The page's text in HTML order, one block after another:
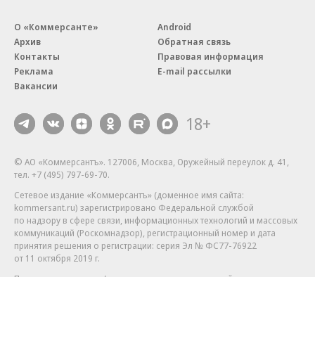
О «Коммерсанте»
Архив
Контакты
Реклама
Вакансии
Android
Обратная связь
Правовая информация
E-mail рассылки
18+
© АО «Коммерсантъ». 127006, Москва, Оружейный переулок д. 41,
тел. +7 (495) 797-69-70.
Сетевое издание «Коммерсантъ» (доменное имя сайта:
kommersant.ru) зарегистрировано Федеральной службой
по надзору в сфере связи, информационных технологий и массовых
коммуникаций (Роскомнадзор), регистрационный номер и дата
принятия решения о регистрации: серия Эл № ФС77-76922
от 11 октября 2019 г.
Партнерские проекты/материалы, новости компаний, материалы